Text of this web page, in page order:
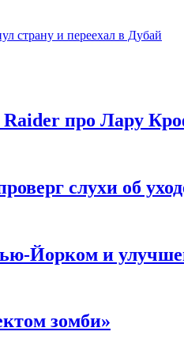
страну и переехал в Дубай
Raider про Лару
слухи об
Йорком и
зомби»